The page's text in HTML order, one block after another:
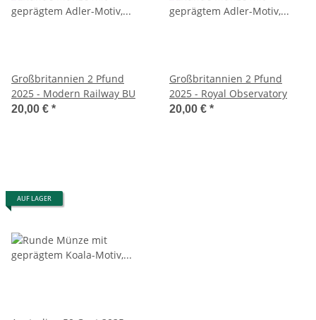
Großbritannien 2 Pfund
2025 - Modern Railway BU
20,00 € *
Großbritannien 2 Pfund
2025 - Royal Observatory
20,00 € *
AUF LAGER